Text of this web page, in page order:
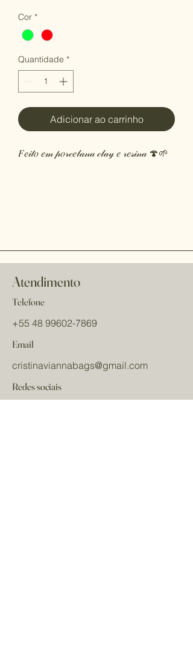
Cor *
Quantidade *
Adicionar ao carrinho
𝐹𝑒𝒾𝓉𝑜 𝑒𝓂 𝓅𝑜𝓇𝒸𝑒𝓁𝒶𝓃𝒶 𝒸𝓁𝒶𝓎 𝑒 𝓇𝑒𝓈𝒾𝓃𝒶 🍄🌱
Atendimento
Telefone
+55 48 99602-7869
Email
cristinaviannabags@gmail.com
Redes sociais